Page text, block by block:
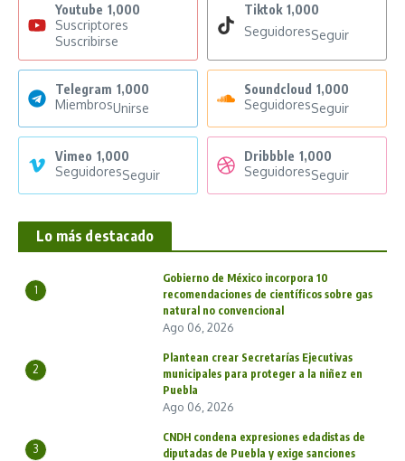
Youtube 1,000
Suscriptores
Suscribirse
Tiktok 1,000
SeguidoresSeguir
Telegram 1,000
MiembrosUnirse
Soundcloud 1,000
SeguidoresSeguir
Vimeo 1,000
SeguidoresSeguir
Dribbble 1,000
SeguidoresSeguir
Lo más destacado
1
Gobierno de México incorpora 10
recomendaciones de científicos sobre gas
natural no convencional
Ago 06, 2026
2
Plantean crear Secretarías Ejecutivas
municipales para proteger a la niñez en
Puebla
Ago 06, 2026
3
CNDH condena expresiones edadistas de
diputadas de Puebla y exige sanciones